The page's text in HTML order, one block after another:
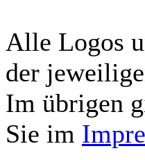
Alle Logos
der
Im übrigen
Sie im